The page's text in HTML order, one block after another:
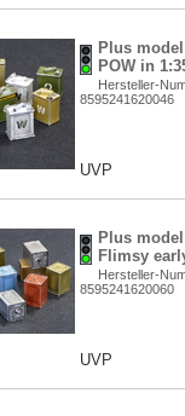
Plus
POW in
Hersteller-
8595241620046
UVP
Plus
Flimsy
Hersteller-
8595241620060
UVP